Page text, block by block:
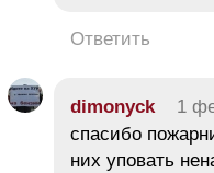
Ответить
dimonyck 1
спасибо
них уповать